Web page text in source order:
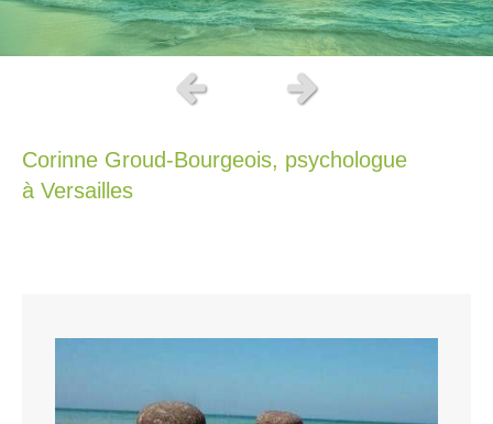
Slide précédentSlide suivant
Corinne Groud-Bourgeois, psychologue
à Versailles